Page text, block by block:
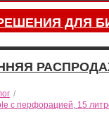
ДЛЯ
/
с перфорацией, 15